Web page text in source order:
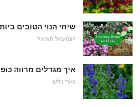
שיחי הנוי הטובים
ישמעאל האואל
איך מגדלים מרווה
גארי וולש